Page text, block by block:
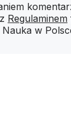
Regulaminem
Nauka w